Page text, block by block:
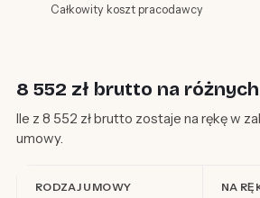
Całkowity koszt pracodawcy
8 552 zł brutto na
Ile z 8 552 zł brutto zostaje na rękę w
umowy.
RODZAJ UMOWY NA